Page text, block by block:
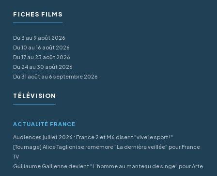
FICHES FILMS
Du 3 au 9 août 2026
Du 10 au 16 août 2026
Du 17 au 23 août 2026
Du 24 au 30 août 2026
Du 31 août au 6 septembre 2026
TÉLÉVISION
ACTUALITÉ FRANCE
Audiences juillet 2026 : France 2 et M6 disent "vive le sport !"
[Tournage] Alice Taglioni se remémore "La dernière veillée" pour France
TV
Guillaume Gallienne devient "L’homme au manteau de singe" pour Arte